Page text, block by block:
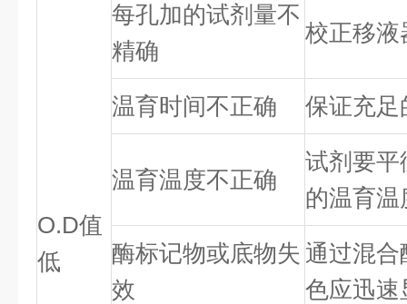
O.D值
低
每孔加的试剂量不
精确
校正移液
温育时间不正确 保证充足
温育温度不正确
试剂要平
的温育温
酶标记物或底物失
效
通过混
色应迅速